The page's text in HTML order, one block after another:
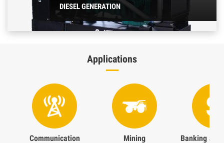
DIESEL GENERATION
Applications
Communication Mining Banking and